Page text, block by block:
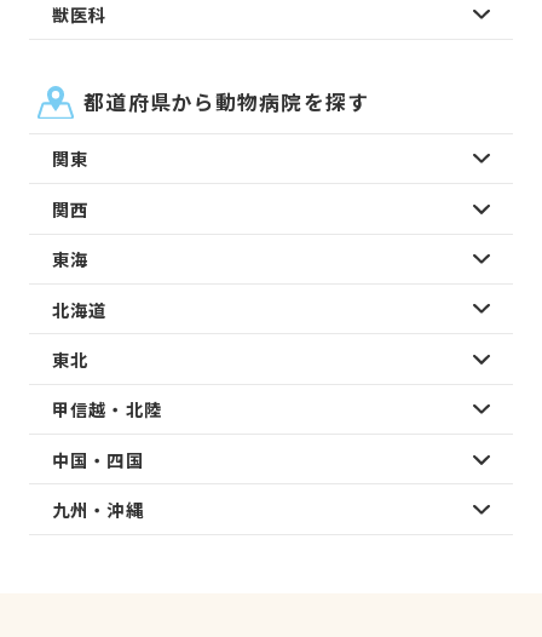
獣医科
都道府県から動物病院を探す
関東
関西
東海
北海道
東北
甲信越・北陸
中国・四国
九州・沖縄